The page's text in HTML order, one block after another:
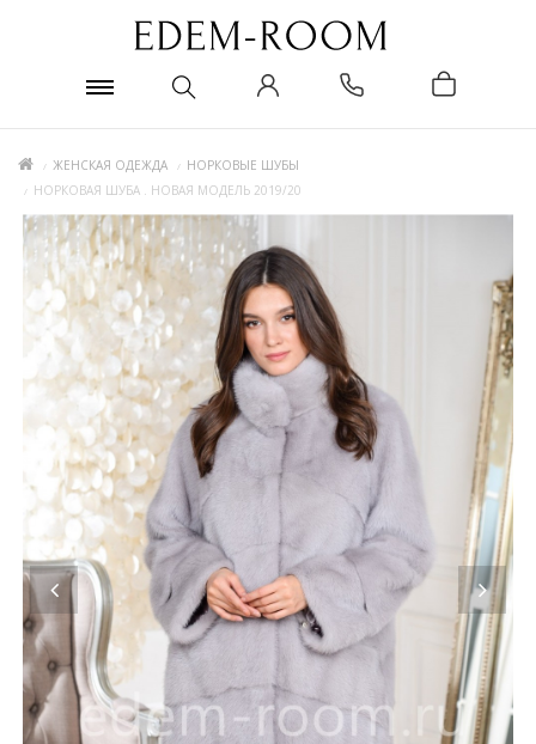
ЖЕНСКАЯ ОДЕЖДА
НОРКОВЫЕ ШУБЫ
НОРКОВАЯ ШУБА . НОВАЯ МОДЕЛЬ 2019/20